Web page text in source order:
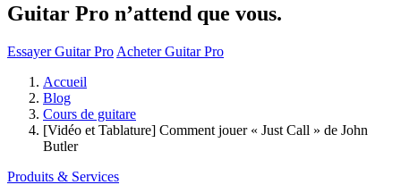
Guitar Pro n’attend que vous.
Essayer Guitar Pro Acheter Guitar Pro
Accueil
Blog
Cours de guitare
[Vidéo et Tablature] Comment jouer « Just Call » de John
Butler
Produits & Services